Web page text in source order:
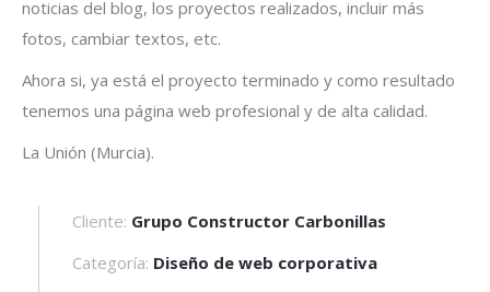
noticias del blog, los proyectos realizados, incluir más
fotos, cambiar textos, etc.
Ahora si, ya está el proyecto terminado y como resultado
tenemos una página web profesional y de alta calidad.
La Unión (Murcia).
Cliente: Grupo Constructor Carbonillas
Categoría: Diseño de web corporativa